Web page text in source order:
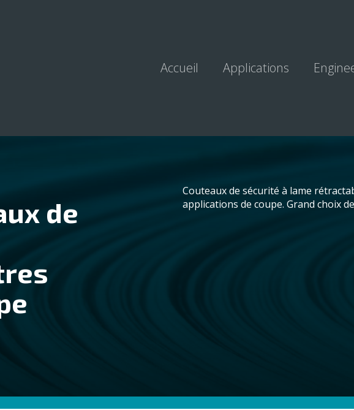
Accueil Applications
de
Couteaux de sécurité à lame
applications de coupe. Grand choix